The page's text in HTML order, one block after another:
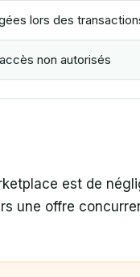
lors des
non autorisés
est de
une offre